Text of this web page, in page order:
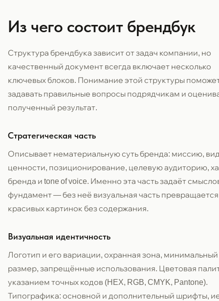
Из чего состоит брендбук
Структура брендбука зависит от задач компании, но
качественный документ всегда включает несколько
ключевых блоков. Понимание этой структуры
задавать правильные вопросы подрядчикам и
полученный результат.
Стратегическая часть
Описывает нематериальную суть бренда: миссию,
ценности, позиционирование, целевую аудиторию,
бренда и tone of voice. Именно эта часть задаёт
фундамент — без неё визуальная часть
красивых картинок без содержания.
Визуальная идентичность
Логотип и его вариации, охранная зона, минимальный
размер, запрещённые использования. Цветовая
указанием точных кодов (HEX, RGB, CMYK, Pantone).
Типографика: основной и дополнительный шрифты,